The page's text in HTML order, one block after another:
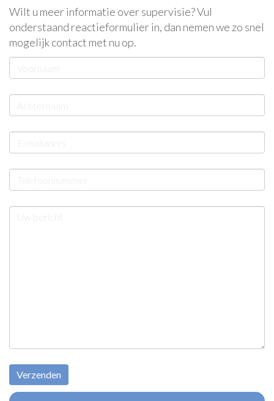
Wilt u meer informatie over supervisie? Vul
onderstaand reactieformulier in, dan nemen we zo snel
mogelijk contact met nu op.